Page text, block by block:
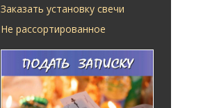
Заказать установку свечи
Не рассортированное